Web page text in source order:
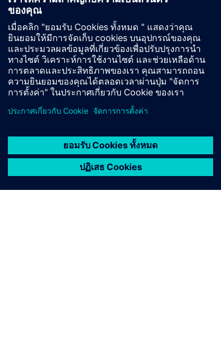
More information
เงื่อนไขเบื้องต้น
Container number
Booking or Bill of Lading number
Both